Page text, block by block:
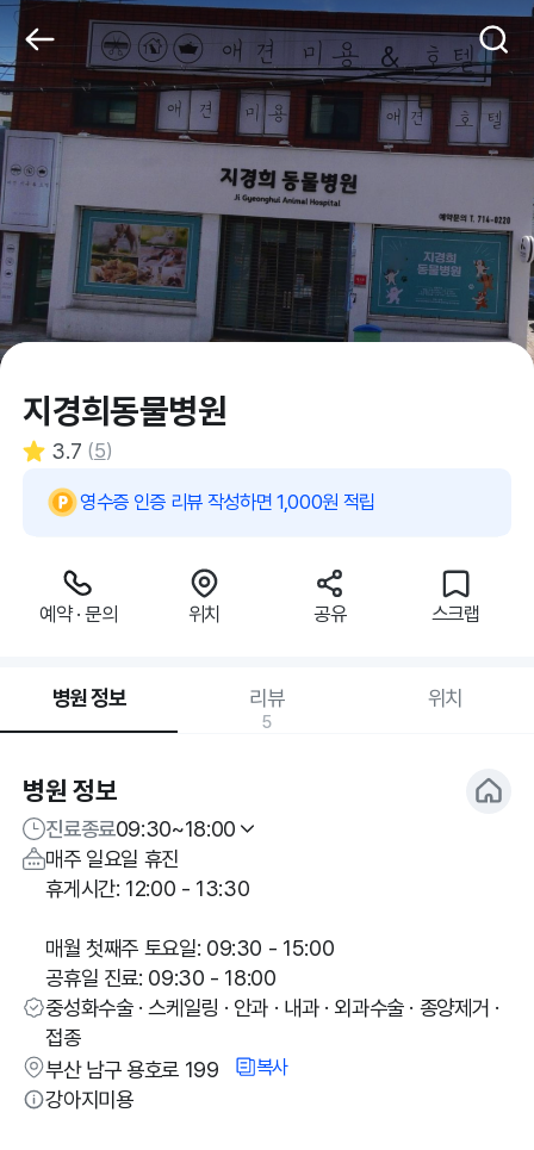
지경희동물병원
3.7 (5)
영수증 인증 리뷰 작성하면 1,000원 적립
예약 · 문의 위치 공유 스크랩
병원 정보 리뷰
5
위치
병원 정보
진료종료09:30~18:00
매주 일요일 휴진
휴게시간: 12:00 - 13:30
매월 첫째주 토요일: 09:30 - 15:00
공휴일 진료: 09:30 - 18:00
중성화수술 · 스케일링 · 안과 · 내과 · 외과수술 · 종양제거 ·
접종
부산 남구 용호로 199
복사
강아지미용